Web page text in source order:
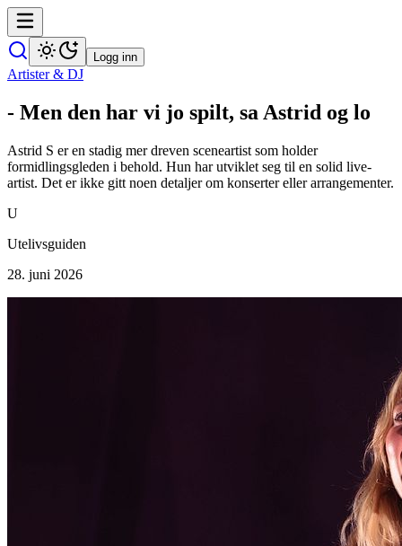
Logg inn
Artister & DJ
- Men den har vi jo spilt, sa Astrid og lo
Astrid S er en stadig mer dreven sceneartist som holder
formidlingsgleden i behold. Hun har utviklet seg til en solid live-
artist. Det er ikke gitt noen detaljer om konserter eller arrangementer.
U
Utelivsguiden
28. juni 2026